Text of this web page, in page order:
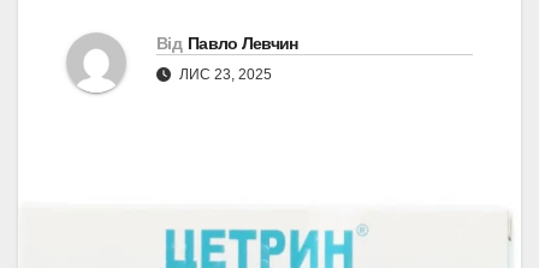
Від Павло Левчин
ЛИС 23, 2025